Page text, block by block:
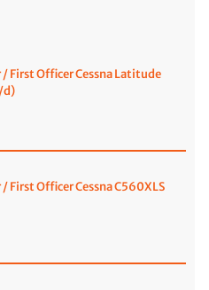
First Officer Cessna Latitude
d)
First Officer Cessna C560XLS